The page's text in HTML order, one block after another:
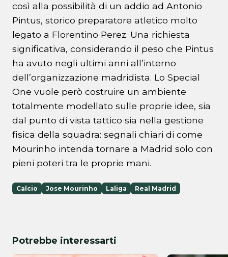
così alla possibilità di un addio ad Antonio
Pintus, storico preparatore atletico molto
legato a Florentino Perez. Una richiesta
significativa, considerando il peso che Pintus
ha avuto negli ultimi anni all’interno
dell’organizzazione madridista. Lo Special
One vuole però costruire un ambiente
totalmente modellato sulle proprie idee, sia
dal punto di vista tattico sia nella gestione
fisica della squadra: segnali chiari di come
Mourinho intenda tornare a Madrid solo con
pieni poteri tra le proprie mani.
Calcio Jose Mourinho Laliga Real Madrid
Potrebbe interessarti